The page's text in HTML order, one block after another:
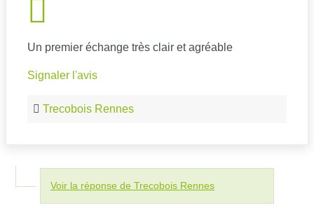
Un premier échange très clair et agréable
Signaler l'avis
Trecobois Rennes
Voir la réponse de Trecobois Rennes